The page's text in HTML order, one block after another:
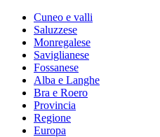
Cuneo e valli
Saluzzese
Monregalese
Saviglianese
Fossanese
Alba e Langhe
Bra e Roero
Provincia
Regione
Europa